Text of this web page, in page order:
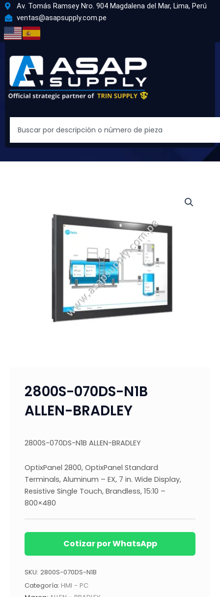
contenido
Av. Tomás Ramsey Nro. 904 Magdalena del Mar, Lima, Perú
ventas@asapsupply.com.pe
2800S-070DS-N1B
ALLEN-BRADLEY
2800S-070DS-N1B ALLEN-BRADLEY
OptixPanel 2800, OptixPanel Standard
Terminals, Aluminum – EX, 7 in. Wide Display,
Resistive Single Touch, Brandless, 15:10 –
800×480
Cotizar por WhatsApp
SKU: 2800S-070DS-N1B
Categoría: HMI - PC